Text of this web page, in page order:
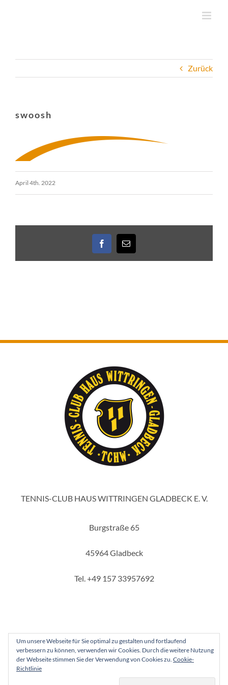
Zurück
swoosh
April 4th. 2022
Facebook
E-
Mail
TENNIS-CLUB HAUS WITTRINGEN GLADBECK E. V.
Burgstraße 65
45964 Gladbeck
Tel. +49 157 33957692
Copyright 2025 - Tennis-Club Haus Wittringen Gladbeck e. V.
Um unsere Webseite für Sie optimal zu gestalten und fortlaufend
verbessern zu können, verwenden wir Cookies. Durch die weitere Nutzung
der Webseite stimmen Sie der Verwendung von Cookies zu. Cookie-
Richtlinie